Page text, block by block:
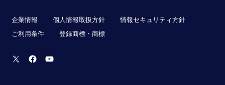
企業情報 個人情報取扱方針
情報セキュリティ方針
ご利用条件
登録商標・商標
TwitterFacebookYoutube